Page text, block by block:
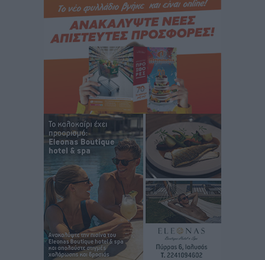
Στρατηγικές Προτάσεις για την Ενίσχυση της
Δημόσιας Υγείας στη Νησιωτική Ελλάδα και στα
Νοσοκομεία της Γ΄ Ζώνης
πριν 9 ώρες
Πάνθηρες: Ξεκίνησαν αισιόδοξοι για την παρθενική
Αθλητικά• πριν 9 ώρες
Άρης Αρχαγγέλου: Στο πλευρό του άτυχου Ιάκωβου
Αθλητικά• πριν 9 ώρες
Φοίβος: Η μεγάλη επιστροφή του Μπρένο Σαλβατιέρα
πριν 9 ώρες
Κλεάνθης: Έτοιμες οι κάρτες διαρκείας της νέας